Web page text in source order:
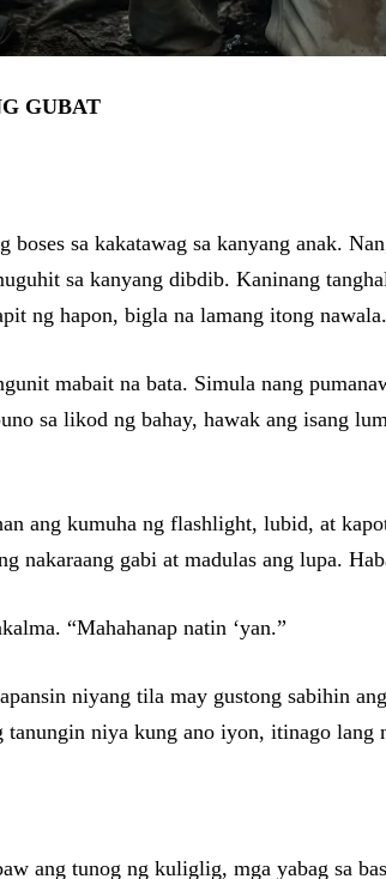
GUBAT
sa kakatawag sa kanyang anak.
sa kanyang dibdib. Kaninang
ng hapon, bigla na lamang itong nawala.
mabait na bata. Simula nang
sa likod ng bahay, hawak ang isang
ang kumuha ng flashlight, lubid, at
nakaraang gabi at madulas ang lupa.
“Mahahanap natin ‘yan.”
niyang tila may gustong sabihin
niya kung ano iyon, itinago
ang tunog ng kuliglig, mga yabag sa